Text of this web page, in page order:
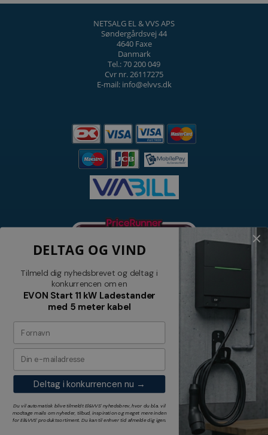
NETSALG EL & VVS APS
Søndergårdsvej 44
4640 Faxe
Danmark
Tel.: 70 200 049
Cvr nr. 26117275
E-mail: info@elvvs.dk
Nyhedsbrev
Tilmeld dig vores nyhedsbrev og
modtag relevante tilbud og nyheder
Tilmeld
DELTAG OG VIND
Tilmeld dig nyhedsbrevet og deltag i
konkurrencen om en
EVON Start 11 kW Ladestander
med 5 meter kabel
Deltag i konkurrencen nu →
Du vil automatisk blive tilmeldt El&VVS' nyhedsbrev, hvor du bl.a. vil
modtage mails om nyheder, tilbud, inspiration og meget mere inden
forEl&VVS'produktsortiment. Du kan til enhver tid afmelde dig igen.